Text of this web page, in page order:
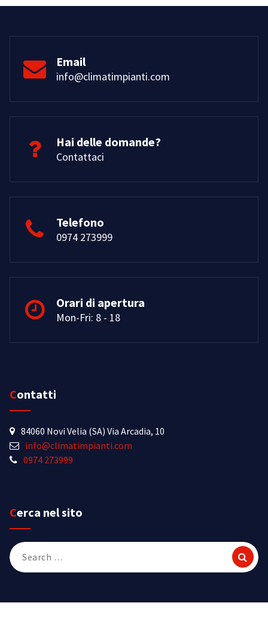
Email
info@climatimpianti.com
Hai delle domande?
Contattaci
Telefono
0974 273999
Orari di apertura
Mon-Fri: 8 - 18
Contatti
84060 Novi Velia (SA) Via Arcadia, 10
info@climatimpianti.com
0974 273999
Cerca nel sito
Search
for: